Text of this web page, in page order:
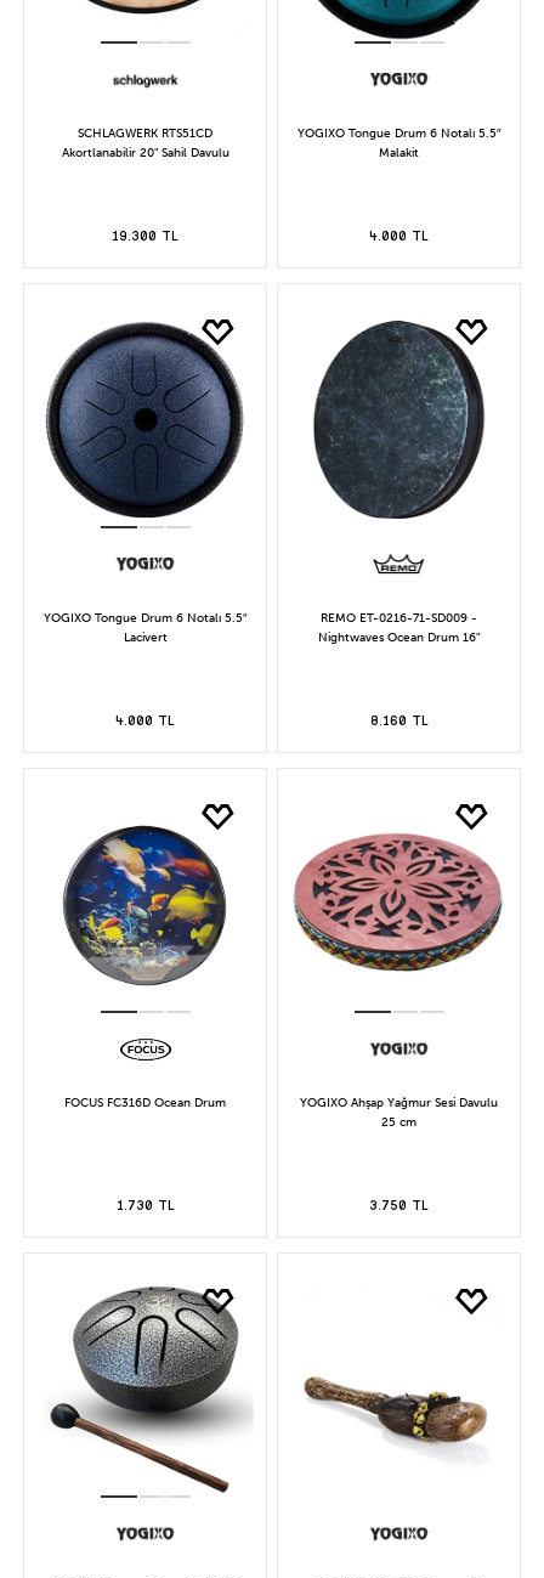
SCHLAGWERK RTS51CD
Akortlanabilir 20" Sahil Davulu
19.300 TL
YOGIXO Tongue Drum 6 Notalı 5.5″
Malakit
4.000 TL
YOGIXO Tongue Drum 6 Notalı 5.5″
Lacivert
4.000 TL
REMO ET-0216-71-SD009 -
Nightwaves Ocean Drum 16"
8.160 TL
FOCUS FC316D Ocean Drum
1.730 TL
YOGIXO Ahşap Yağmur Sesi Davulu
25 cm
3.750 TL